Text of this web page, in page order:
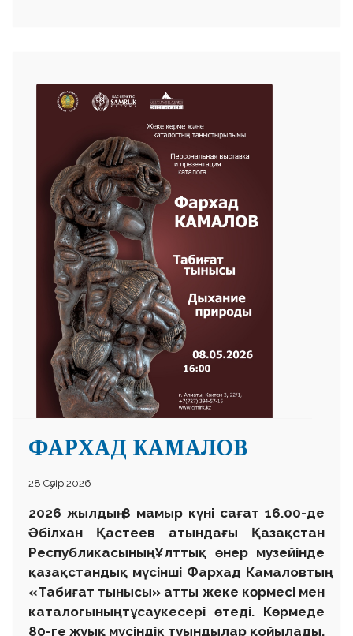
ФАРХАД КАМАЛОВ
28 Сәуір 2026
2026 жылдың 8 мамыр күні сағат 16.00-де
Әбілхан Қастеев атындағы Қазақстан
Республикасының Ұлттық өнер музейінде
қазақстандық мүсінші Фархад Камаловтың
«Табиғат тынысы» атты жеке көрмесі мен
каталогының тұсаукесері өтеді. Көрмеде
80-ге жуық мүсіндік туындылар қойылады.